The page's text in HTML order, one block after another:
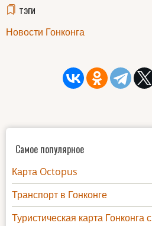
тэги
Новости Гонконга
Самое популярное
Карта Octopus
Транспорт в Гонконге
Туристическая карта Гонконга с